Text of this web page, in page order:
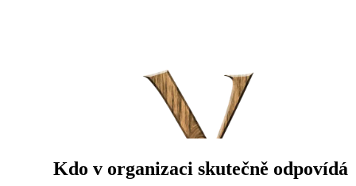
Kdo v organizaci skutečně odpovídá